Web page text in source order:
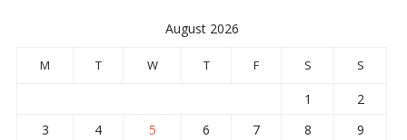
August 2026
M T W T F S S
1
2
3
4 5 6 7 8
9